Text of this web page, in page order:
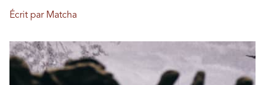
Écrit par Matcha